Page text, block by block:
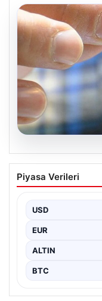
05.08.2026
Altın fiyatları
fiyatları ne
fiyatları
{ "title": "8 Nisan
Çeyrek ve
Piyasa Verileri
USD
EUR
ALTIN
BTC